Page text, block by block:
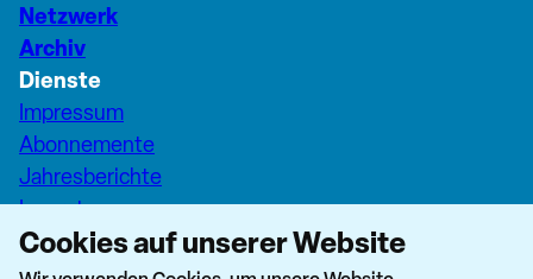
Netzwerk
Archiv
Dienste
Impressum
Abonnemente
Jahresberichte
Inserate
Pfarreiseiten Stadt Zürich
Dashboard Forum+
Cookies auf unserer Website